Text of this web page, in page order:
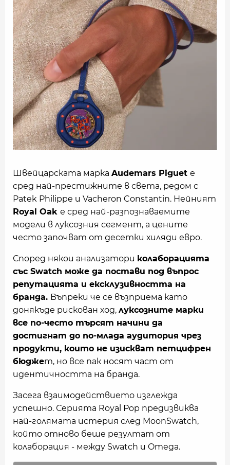
Швейцарската марка Audemars Piguet е
сред най-престижните в света, редом с
Patek Philippe и Vacheron Constantin. Нейният
Royal Oak е сред най-разпознаваемите
модели в луксозния сегмент, а цените
често започват от десетки хиляди евро.
Според някои анализатори колаборацията
със Swatch може да постави под въпрос
репутацията и ексклузивността на
бранда. Въпреки че се възприема като
донякъде рискован ход, луксозните марки
все по-често търсят начини да
достигнат до по-млада аудитория чрез
продукти, които не изискват петцифрен
бюджет, но все пак носят част от
идентичността на бранда.
Засега взаимодействието изглежда
успешно. Серията Royal Pop предизвиква
най-голямата истерия след MoonSwatch,
който отново беше резултат от
колаборация - между Swatch и Omega.